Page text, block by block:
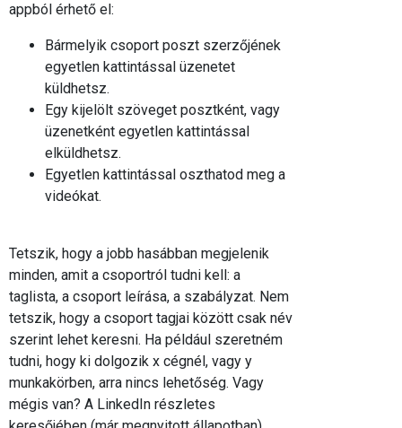
appból érhető el:
Bármelyik csoport poszt szerzőjének
egyetlen kattintással üzenetet
küldhetsz.
Egy kijelölt szöveget posztként, vagy
üzenetként egyetlen kattintással
elküldhetsz.
Egyetlen kattintással oszthatod meg a
videókat.
Tetszik, hogy a jobb hasábban megjelenik
minden, amit a csoportról tudni kell: a
taglista, a csoport leírása, a szabályzat. Nem
tetszik, hogy a csoport tagjai között csak név
szerint lehet keresni. Ha például szeretném
tudni, hogy ki dolgozik x cégnél, vagy y
munkakörben, arra nincs lehetőség. Vagy
mégis van? A LinkedIn részletes